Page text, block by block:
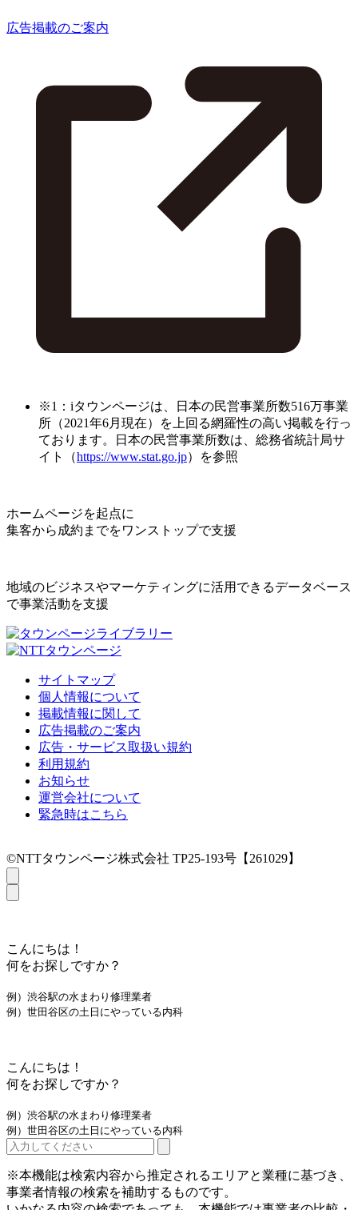
広告掲載のご案内
※1：iタウンページは、日本の民営事業所数516万事業
所（2021年6月現在）を上回る網羅性の高い掲載を行っ
ております。日本の民営事業所数は、総務省統計局サ
イト（https://www.stat.go.jp）を参照
ホームページを起点に
集客から成約までをワンストップで支援
地域のビジネスやマーケティングに活用できるデータベース
で事業活動を支援
サイトマップ
個人情報について
掲載情報に関して
広告掲載のご案内
広告・サービス取扱い規約
利用規約
お知らせ
運営会社について
緊急時はこちら
©NTTタウンページ株式会社 TP25-193号【261029】
こんにちは！
何をお探しですか？
例）渋谷駅の水まわり修理業者
例）世田谷区の土日にやっている内科
こんにちは！
何をお探しですか？
例）渋谷駅の水まわり修理業者
例）世田谷区の土日にやっている内科
※本機能は検索内容から推定されるエリアと業種に基づき、
事業者情報の検索を補助するものです。